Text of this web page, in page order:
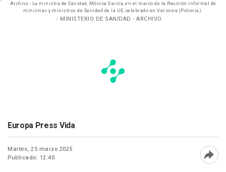
Archivo - La ministra de Sanidad, Mónica García, en el marco de la Reunión Informal de
ministras y ministros de Sanidad de la UE, celebrado en Varsovia (Polonia).
- MINISTERIO DE SANIDAD - ARCHIVO
Europa Press Vida
Martes, 25 marzo 2025
Publicado: 12:40